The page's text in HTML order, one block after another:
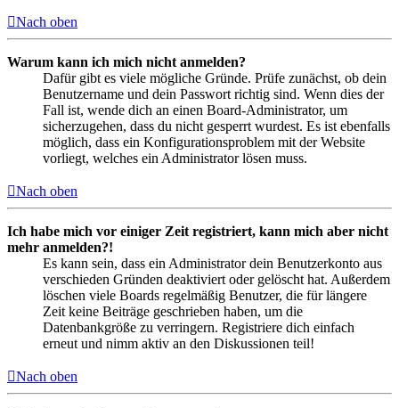
Nach oben
Warum kann ich mich nicht anmelden?
Dafür gibt es viele mögliche Gründe. Prüfe zunächst, ob dein
Benutzername und dein Passwort richtig sind. Wenn dies der
Fall ist, wende dich an einen Board-Administrator, um
sicherzugehen, dass du nicht gesperrt wurdest. Es ist ebenfalls
möglich, dass ein Konfigurationsproblem mit der Website
vorliegt, welches ein Administrator lösen muss.
Nach oben
Ich habe mich vor einiger Zeit registriert, kann mich aber nicht
mehr anmelden?!
Es kann sein, dass ein Administrator dein Benutzerkonto aus
verschieden Gründen deaktiviert oder gelöscht hat. Außerdem
löschen viele Boards regelmäßig Benutzer, die für längere
Zeit keine Beiträge geschrieben haben, um die
Datenbankgröße zu verringern. Registriere dich einfach
erneut und nimm aktiv an den Diskussionen teil!
Nach oben